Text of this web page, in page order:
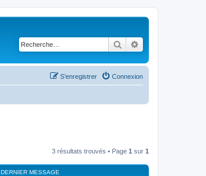
Rechercher
Connexion
S’enregistrer
3 résultats trouvés • Page 1 sur 1
DERNIER MESSAGE